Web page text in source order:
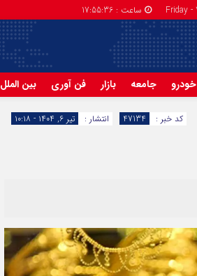
ساعت : 17:55:37
خودرو جامعه بازار فن آوری بین الملل
انتشار : تیر ۶, ۱۴۰۴ - ۱۰:۱۸ کد خبر : 47134